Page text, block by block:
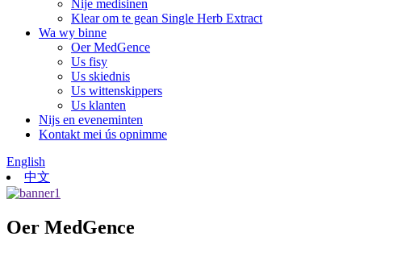
Nije medisinen
Klear om te gean Single Herb Extract
Wa wy binne
Oer MedGence
Us fisy
Us skiednis
Us wittenskippers
Us klanten
Nijs en eveneminten
Kontakt mei ús opnimme
English
中文
Oer MedGence